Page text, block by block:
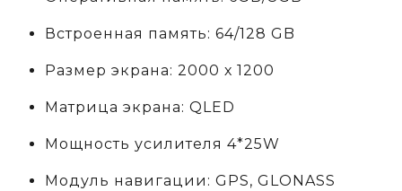
Встроенная память: 64/128 GB
Размер экрана: 2000 х 1200
Матрица экрана: QLED
Мощность усилителя 4*25W
Модуль навигации: GPS, GLONASS